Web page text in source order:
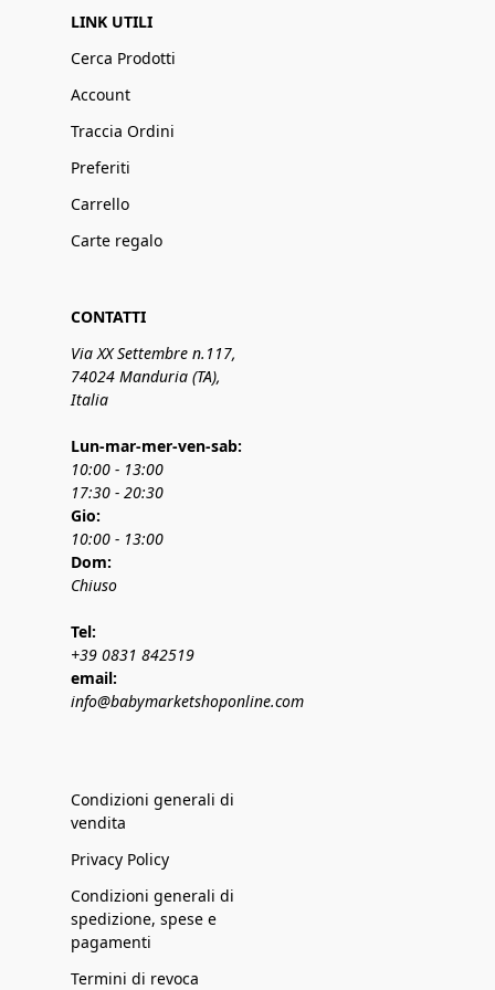
LINK UTILI
Cerca Prodotti
Account
Traccia Ordini
Preferiti
Carrello
Carte regalo
CONTATTI
Via XX Settembre n.117,
74024 Manduria (TA),
Italia
Lun-mar-mer-ven-sab:
10:00 - 13:00
17:30 - 20:30
Gio:
10:00 - 13:00
Dom:
Chiuso
Tel:
+39 0831 842519
email:
info@babymarketshoponline.com
Condizioni generali di
vendita
Privacy Policy
Condizioni generali di
spedizione, spese e
pagamenti
Termini di revoca